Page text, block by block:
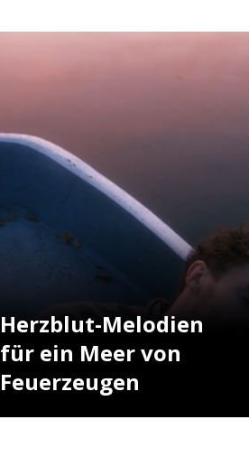
Herzblut-Melodien
für ein Meer von
Feuerzeugen